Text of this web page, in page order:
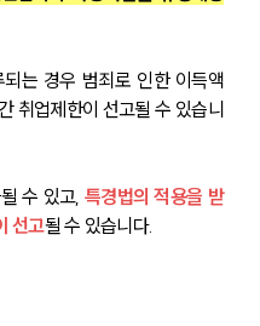
는 경우 범죄로 인한 이득액
취업제한이 선고될 수 있습니
수 있고, 특경법의 적용을 받
선고될 수 있습니다.